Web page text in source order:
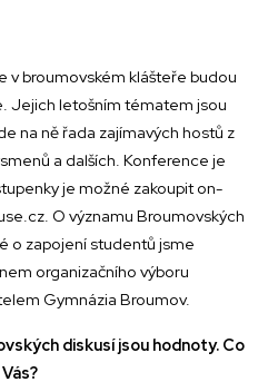
v broumovském klášteře budou
Jejich letošním tématem jsou
na ně řada zajímavých hostů z
a dalších. Konference je
je možné zakoupit on-
O významu Broumovských
o zapojení studentů jsme
organizačního výboru
Gymnázia Broumov.
diskusí jsou hodnoty. Co